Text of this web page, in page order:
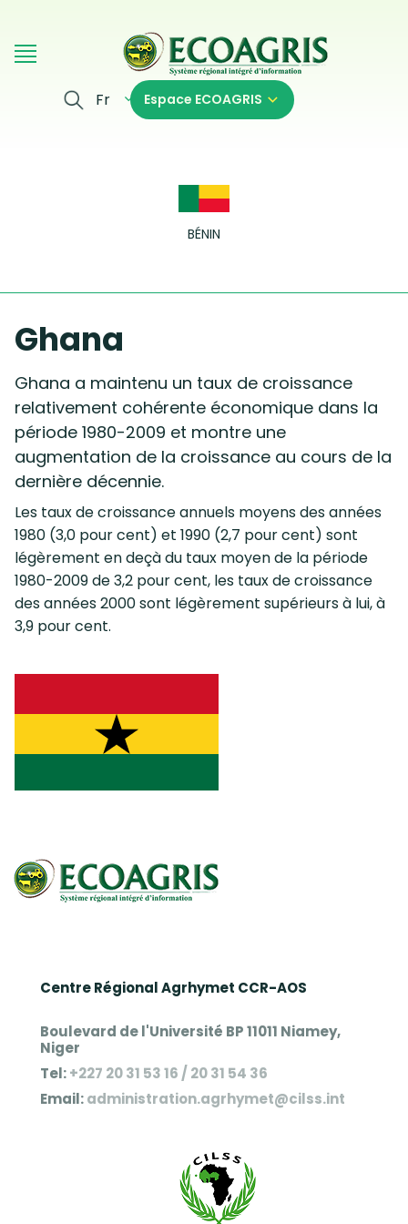
Fr Espace ECOAGRIS
BÉNIN
Ghana
Ghana a maintenu un taux de croissance
relativement cohérente économique dans la
période 1980-2009 et montre une
augmentation de la croissance au cours de la
dernière décennie.
Les taux de croissance annuels moyens des années
1980 (3,0 pour cent) et 1990 (2,7 pour cent) sont
légèrement en deçà du taux moyen de la période
1980-2009 de 3,2 pour cent, les taux de croissance
des années 2000 sont légèrement supérieurs à lui, à
3,9 pour cent.
Centre Régional Agrhymet CCR-AOS
Boulevard de l'Université BP 11011 Niamey,
Niger
Tel:+227 20 31 53 16 / 20 31 54 36
Email:administration.agrhymet@cilss.int